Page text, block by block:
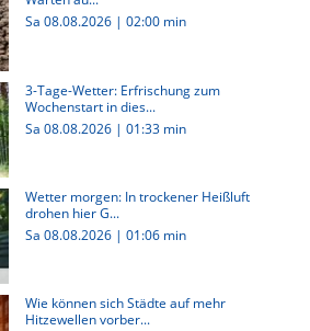
Sa 08.08.2026 | 02:00 min
3-Tage-Wetter: Erfrischung zum
Wochenstart in dies...
Sa 08.08.2026 | 01:33 min
Wetter morgen: In trockener Heißluft
drohen hier G...
Sa 08.08.2026 | 01:06 min
Wie können sich Städte auf mehr
Hitzewellen vorber...